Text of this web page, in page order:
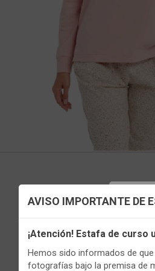
AVISO IMPORTANTE DE
¡Atención! Estafa de curso
Hemos sido informados de
fotografías bajo la premisa de